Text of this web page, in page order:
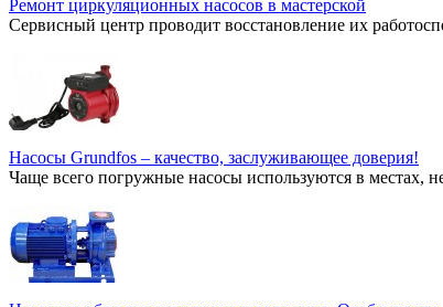
Ремонт циркуляционных насосов в мастерской
Сервисный центр проводит восстановление их
Насосы Grundfos – качество, заслуживающее доверия!
Чаще всего погружные насосы используются в местах,